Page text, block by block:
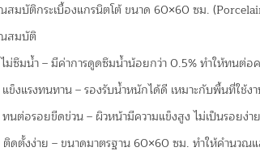
สมบัติกระเบื้องแกรนิตโต้ ขนาด 60×60 ซม.
สมบัติ
ม่ซึมน้ำ – มีค่าการดูดซึมน้ำน้อยกว่า 0.5% ทำให้ทนต่อค
ข็งแรงทนทาน – รองรับน้ำหนักได้ดี เหมาะกับพื้นที่ใช้ง
นต่อรอยขีดข่วน – ผิวหน้ามีความแข็งสูง ไม่เป็นรอยง่าย
ดตั้งง่าย – ขนาดมาตรฐาน 60×60 ซม. ทำให้คำนวณแ